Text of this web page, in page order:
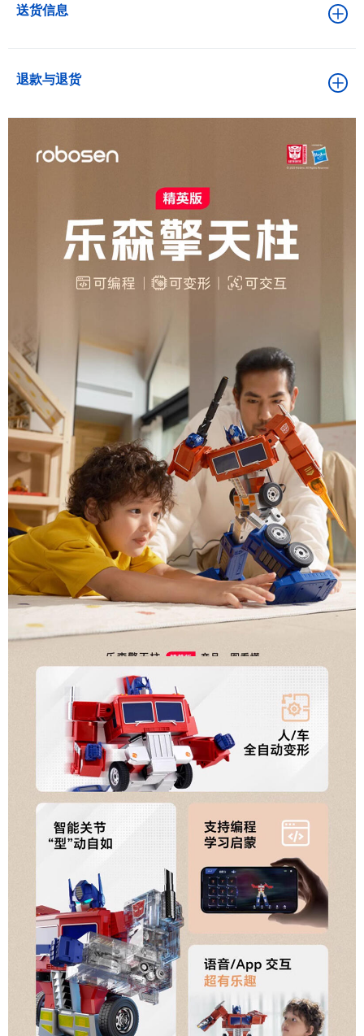
送货信息
退款与退货